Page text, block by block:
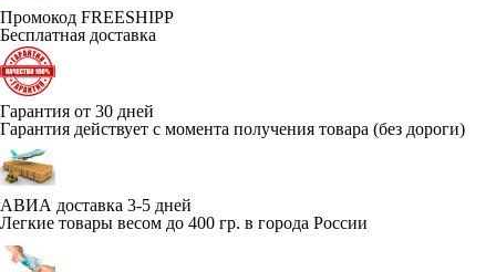
Промокод FREESHIPP
Бесплатная доставка
Гарантия от 30 дней
Гарантия действует с момента получения товара (без дороги)
АВИА доставка 3-5 дней
Легкие товары весом до 400 гр. в города России